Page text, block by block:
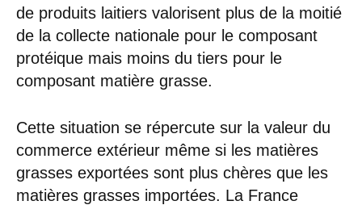
de produits laitiers valorisent plus de la moitié
de la collecte nationale pour le composant
protéique mais moins du tiers pour le
composant matière grasse.
Cette situation se répercute sur la valeur du
commerce extérieur même si les matières
grasses exportées sont plus chères que les
matières grasses importées. La France